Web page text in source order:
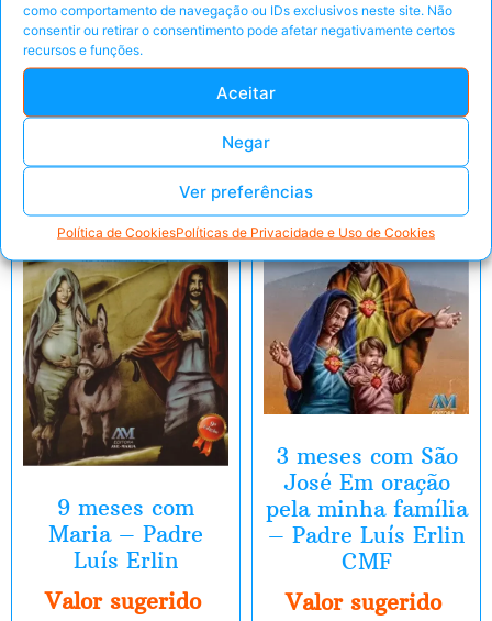
como comportamento de navegação ou IDs exclusivos neste site. Não
consentir ou retirar o consentimento pode afetar negativamente certos
recursos e funções.
Aceitar
Negar
Ver preferências
Política de CookiesPolíticas de Privacidade e Uso de Cookies
Peça pelo Whats'App
Eu Quero!
E-Book
9 meses com
Maria – Padre
Luís Erlin
Valor sugerido
E-Book
3 meses com São
José Em oração
pela minha família
– Padre Luís Erlin
CMF
Valor sugerido